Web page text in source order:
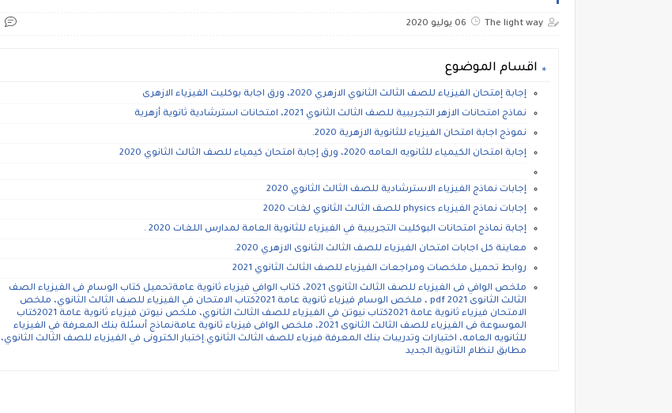
The light way 06 يوليو 2020
اقسام الموضوع
إجابة إمتحان الفيزياء للصف الثالث الثانوي الازهري 2020، ورق اجابة بوكليت الفيزياء الازهرى
نماذج امتحانات الازهر التجريبية للصف الثالث الثانوي 2021، امتحانات استرشادية ثانوية أزهرية
نموذج اجابة امتحان الفيزياء للثانوية الازهرية 2020.
إجابة امتحان الكيمياء للثانويه العامه 2020، ورق إجابة امتحان كيمياء للصف الثالث الثانوي 2020
إجابات نماذج الفيزياء الاسترشادية للصف الثالث الثانوي 2020
إجابات نماذج الفيزياء physics للصف الثالث الثانوي لغات 2020
إجابة نماذج امتحانات البوكليت التجريبية في الفيزياء للثانوية العامة لمدارس اللغات 2020 .
معاينة كل اجابات امتحان الفيزياء للصف الثالث الثانوى الازهري 2020.
روابط تحميل ملخصات ومراجعات الفيزياء للصف الثالث الثانوي 2021
ملخص الوافي فى الفيزياء للصف الثالث الثانوى 2021، كتاب الوافي فيزياء ثانوية عامةتحميل كتاب الوسام فى الفيزياء الصف
الثالث الثانوى 2021 pdf ، ملخص الوسام فيزياء ثانوية عامة 2021كتاب الامتحان في الفيزياء للصف الثالث الثانوي، ملخص
الامتحان فيزياء ثانوية عامة 2021كتاب نيوتن في الفيزياء للصف الثالث الثانوي، ملخص نيوتن فيزياء ثانوية عامة 2021كتاب
الموسوعة فى الفيزياء للصف الثالث الثانوى 2021، ملخص الوافى فيزياء ثانوية عامةنماذج أسئلة بنك المعرفة في الفيزياء
للثانويه العامه، اختبارات وتدريبات بنك المعرفة فيزياء للصف الثالث الثانوي.إختبار الكترونى في الفيزياء للصف الثالث الثانوي،
مطابق لنظام الثانوية الجديد